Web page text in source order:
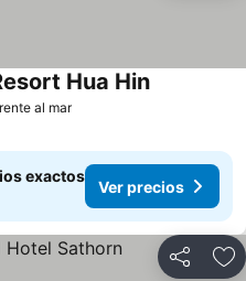
al mar
Hua Hin
exactos
Ver precios
Compartir